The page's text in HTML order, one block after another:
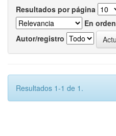
Resultados por página
En orden
Autor/registro
Resultados 1-1 de 1.